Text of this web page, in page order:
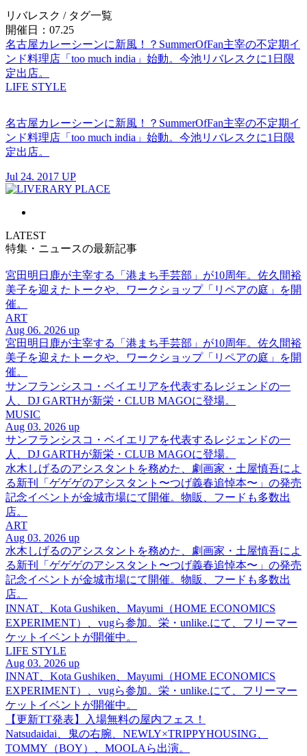
リバレスク / タグ一覧
開催日：07.25
名古屋カレーシーンに新風！？SummerOfFan主宰の不定期イ
ンド料理店「too much india」始動。今池リバレスクに1日限
定出店。
LIFE STYLE
名古屋カレーシーンに新風！？SummerOfFan主宰の不定期イ
ンド料理店「too much india」始動。今池リバレスクに1日限
定出店。
Jul 24. 2017 UP
LATEST
特集・ニュースの最新記事
宮田明日鹿が主宰する「港まち手芸部」が10周年。佐久間裕
美子を迎えたトークや、ワークショップ「リペアの庭」を開
催。
ART
Aug 06. 2026 up
宮田明日鹿が主宰する「港まち手芸部」が10周年。佐久間裕
美子を迎えたトークや、ワークショップ「リペアの庭」を開
催。
サンフランシスコ・ベイエリアを代表するレジェンドの一
人、DJ GARTHが新栄・CLUB MAGOに登場。
MUSIC
Aug 03. 2026 up
サンフランシスコ・ベイエリアを代表するレジェンドの一
人、DJ GARTHが新栄・CLUB MAGOに登場。
水木しげるのアシスタントを務めた、劇画家・土屋慎吾によ
る新刊「ゲゲゲのアシスタント〜つげ義春追悼本〜」の発売
記念イベントが金城市場にて開催。物販、フードも多数出
店。
ART
Aug 03. 2026 up
水木しげるのアシスタントを務めた、劇画家・土屋慎吾によ
る新刊「ゲゲゲのアシスタント〜つげ義春追悼本〜」の発売
記念イベントが金城市場にて開催。物販、フードも多数出
店。
INNAT、Kota Gushiken、Mayumi（HOME ECONOMICS
EXPERIMENT）、vugら参加。栄・unlike.にて、フリーマー
ケットイベントが開催中。
LIFE STYLE
Aug 03. 2026 up
INNAT、Kota Gushiken、Mayumi（HOME ECONOMICS
EXPERIMENT）、vugら参加。栄・unlike.にて、フリーマー
ケットイベントが開催中。
【更新TT発表】入場無料の屋内フェス！
Natsudaidai、鬼の右腕、NEWLY×TRIPPYHOUSING、
TOMMY（BOY）、MOOLAら出演。